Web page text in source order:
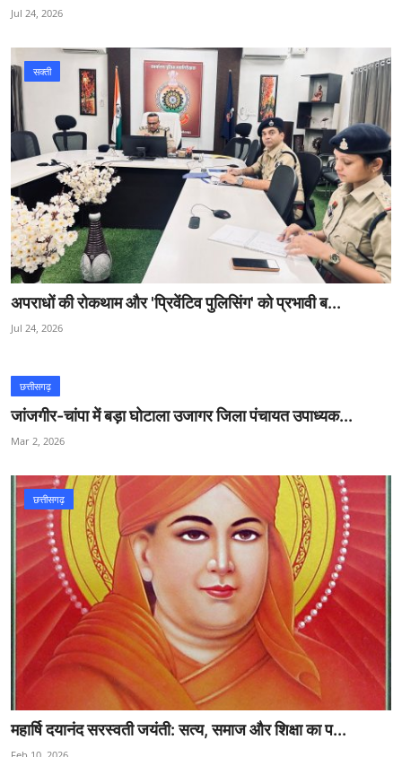
Jul 24, 2026
सक्ती
अपराधों की रोकथाम और 'प्रिवेंटिव पुलिसिंग' को प्रभावी ब...
Jul 24, 2026
छत्तीसगढ़
जांजगीर-चांपा में बड़ा घोटाला उजागर जिला पंचायत उपाध्यक...
Mar 2, 2026
छत्तीसगढ़
महार्षि दयानंद सरस्वती जयंती: सत्य, समाज और शिक्षा का प...